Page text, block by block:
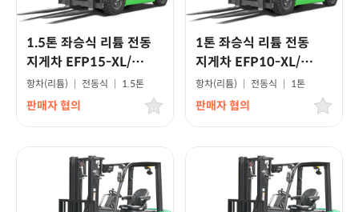
1.5톤 좌승식 리튬 전동
지게차 EFP15-XL/
고급형모델
항차(리튬) | 전동식 | 1.5톤
판매자 협의
1톤 좌승식 리튬 전동
지게차 EFP10-XL/
고급형모델
항차(리튬) | 전동식 | 1톤
판매자 협의